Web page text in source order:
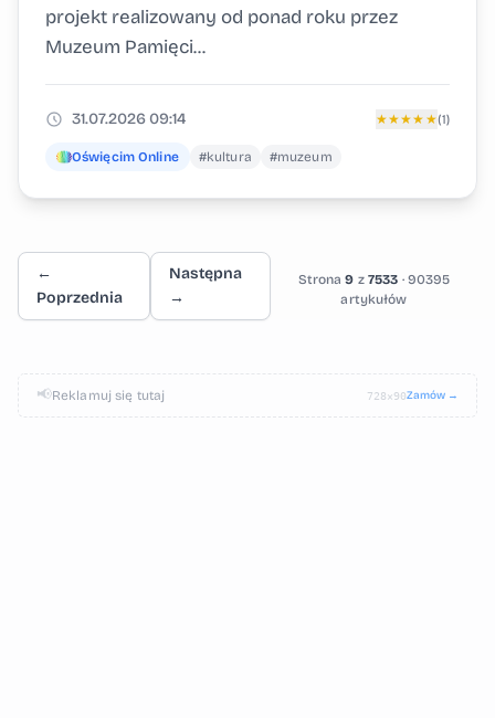
projekt realizowany od ponad roku przez
Muzeum Pamięci...
31.07.2026 09:14 ★★★★ ★(1)
Oświęcim Online #kultura #muzeum
←
Poprzednia
Następna
→
Strona9 z 7533 · 90395
artykułów
📢Reklamuj się tutaj 728×90Zamów →